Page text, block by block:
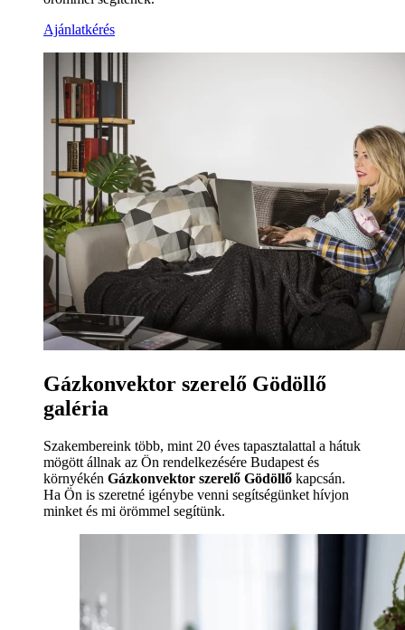
Ajánlatkérés
Gázkonvektor szerelő Gödöllő
galéria
Szakembereink több, mint 20 éves tapasztalattal a hátuk
mögött állnak az Ön rendelkezésére Budapest és
környékén Gázkonvektor szerelő Gödöllő kapcsán.
Ha Ön is szeretné igénybe venni segítségünket hívjon
minket és mi örömmel segítünk.